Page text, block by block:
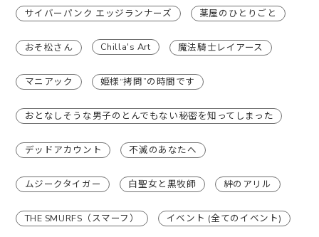
サイバーパンク エッジランナーズ 薬屋のひとりごと
おそ松さん Chilla's Art 魔法騎士レイアース
マニアック 姫様“拷問”の時間です
おとなしそうな男子のとんでもない秘密を知ってしまった
デッドアカウント 不滅のあなたへ
ムジークタイガー 白聖女と黒牧師 絆のアリル
THE SMURFS（スマーフ） イベント (全てのイベント)